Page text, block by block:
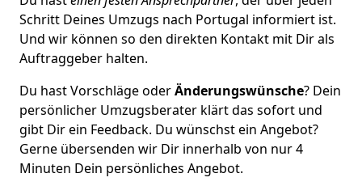
Schritt Deines Umzugs nach Portugal informiert ist.
Und wir können so den direkten Kontakt mit Dir als
Auftraggeber halten.
Du hast Vorschläge oderÄnderungswünsche? Dein
persönlicher Umzugsberater klärt das sofort und
gibt Dir ein Feedback. Du wünschst ein Angebot?
Gerne übersenden wir Dir innerhalb von nur4
Minuten Dein persönliches Angebot.